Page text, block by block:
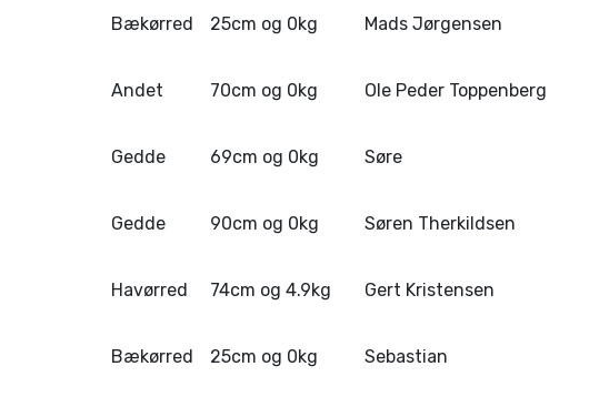
Bækørred 25cm og 0kg Mads Jørgensen
Andet 70cm og 0kg Ole Peder Toppenberg
Gedde 69cm og 0kg Søre
Gedde 90cm og 0kg Søren Therkildsen
Havørred 74cm og 4.9kg Gert Kristensen
Bækørred 25cm og 0kg Sebastian